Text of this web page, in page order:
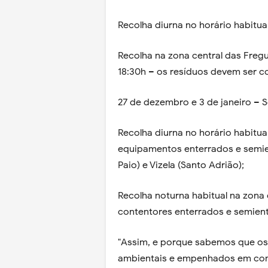
Recolha diurna no horário
Recolha na zona central das
18:30h – os resíduos devem ser
27 de dezembro e 3 de janeiro –
Recolha diurna no horário
equipamentos enterrados e
Paio) e Vizela (Santo Adrião);
Recolha noturna habitual na
contentores enterrados e
"Assim, e porque sabemos que
ambientais e empenhados em